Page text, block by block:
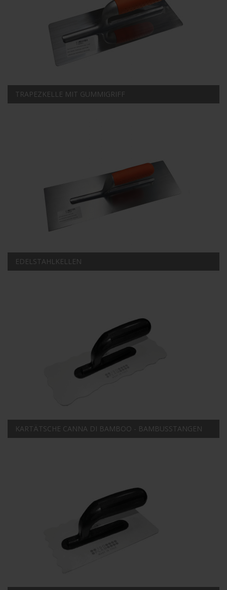
TRAPEZKELLE MIT GUMMIGRIFF
EDELSTAHLKELLEN
KARTÄTSCHE CANNA DI BAMBOO - BAMBUSSTANGEN